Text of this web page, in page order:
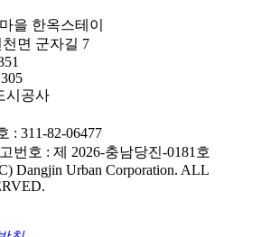
을 한옥스테이
면 군자길 7
시공사
: 311-82-06477
번호 : 제 2026-충남당진-0181호
Dangjin Urban Corporation. ALL